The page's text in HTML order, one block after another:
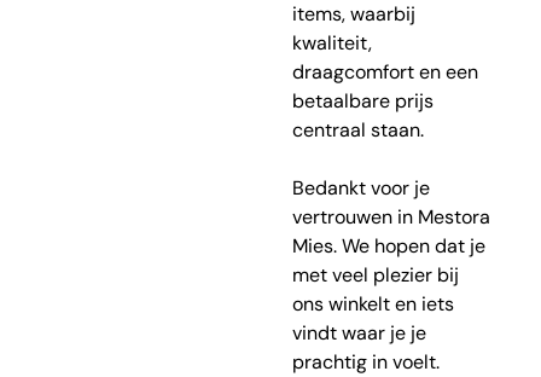
items, waarbij
kwaliteit,
draagcomfort en een
betaalbare prijs
centraal staan.
Bedankt voor je
vertrouwen in Mestora
Mies. We hopen dat je
met veel plezier bij
ons winkelt en iets
vindt waar je je
prachtig in voelt.